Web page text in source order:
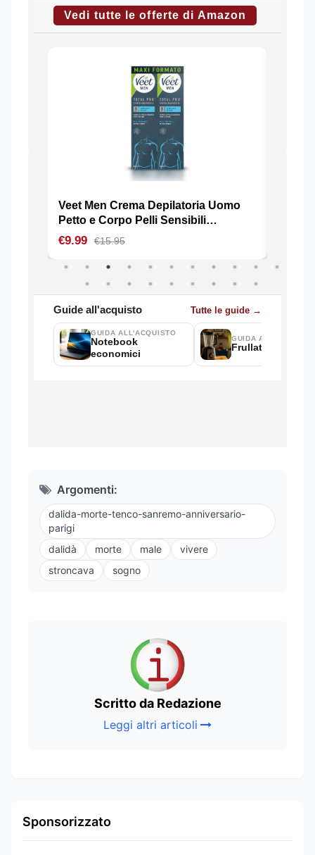
Argomenti:
dalida-morte-tenco-sanremo-anniversario-
parigi
dalidà
morte male
vivere
stroncava
sogno
Scritto da Redazione
Leggi altri articoli
Sponsorizzato